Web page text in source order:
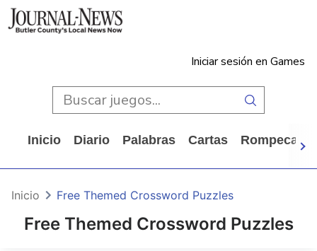
Iniciar sesión en Games
Inicio Diario Palabras Cartas
Free Themed Crossword Puzzles
Inicio Free Themed Crossword Puzzles